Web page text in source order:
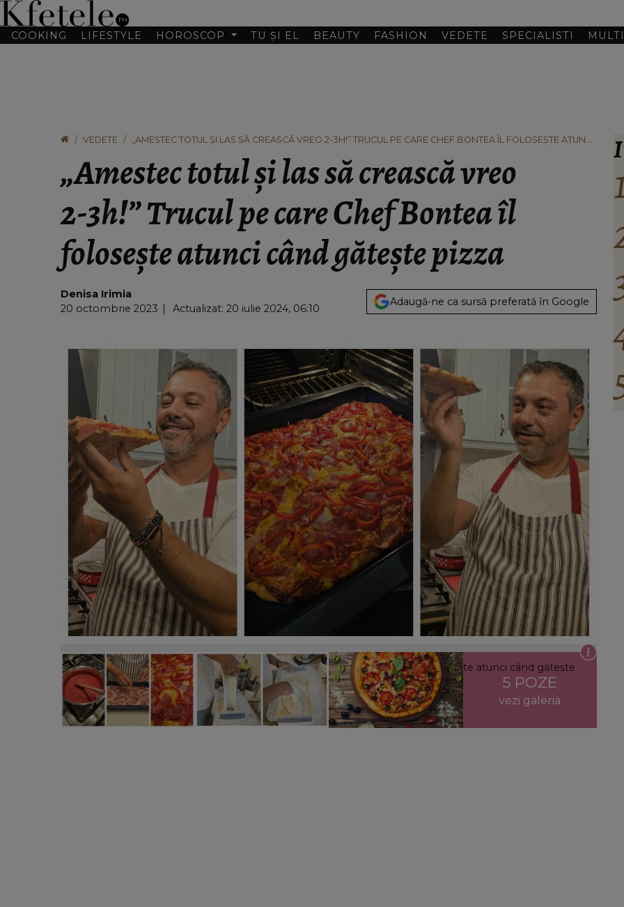
COOKING LIFESTYLE HOROSCOP TU ȘI EL BEAUTY FASHION VEDETE SPECIALISTI
VEDETE
„AMESTEC TOTUL ȘI LAS SĂ CREASCĂ VREO 2-3H!” TRUCUL PE CARE CHEF BONTEA ÎL FOLOSEȘTE ATUNCI
„Amestec totul și las să crească vreo
2-3h!” Trucul pe care Chef Bontea îl
folosește atunci când gătește pizza
Denisa Irimia
20 octombrie 2023
Actualizat: 20 iulie 2024, 06:10
Adaugă-ne ca sursă preferată în Google
„Amestec totul și las să crească vreo 2-3h!” Trucul pe care Chef Bontea îl folosește atunci când gătește
pizza
5 POZE
vezi galeria